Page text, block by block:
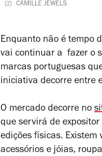
CAMILLE JEWELS
Enquanto não é tempo
vai continuar a fazer o
marcas portuguesas
iniciativa decorre entre
O mercado decorre no
que servirá de
edições físicas.
acessórios e jóias,